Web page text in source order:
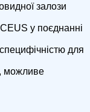
залози
у поєднанні
для
можливе